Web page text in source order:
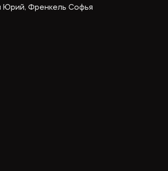
Френкель Софья